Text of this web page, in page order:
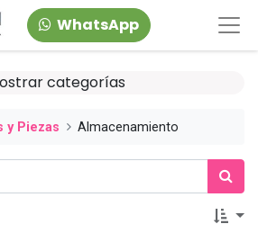
WhatsApp
categorías
y Piezas Almacenamiento